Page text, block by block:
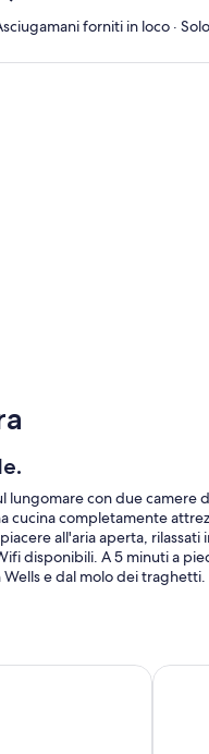
forniti in loco ·
con due camere
cucina completamente
all'aria aperta,
disponibili. A 5 minuti a
e dal molo dei traghetti.
House sulla bellissima
BoHo